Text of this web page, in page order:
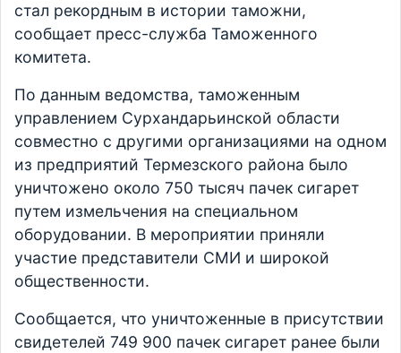
стал рекордным в истории таможни,
сообщает пресс-служба Таможенного
комитета.
По данным ведомства, таможенным
управлением Сурхандарьинской области
совместно с другими организациями на одном
из предприятий Термезского района было
уничтожено около 750 тысяч пачек сигарет
путем измельчения на специальном
оборудовании. В мероприятии приняли
участие представители СМИ и широкой
общественности.
Сообщается, что уничтоженные в присутствии
свидетелей 749 900 пачек сигарет ранее были